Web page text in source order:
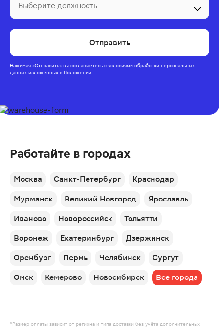
Выберите должность
Отправить
Нажимая «Отправить» вы соглашаетесь с условиями обработки персональных
данных изложенных в Положении
Работайте в городах
Москва Санкт-Петербург Краснодар
Мурманск Великий Новгород Ярославль
Иваново Новороссийск Тольятти
Воронеж Екатеринбург Дзержинск
Оренбург Пермь Челябинск Сургут
Омск Кемерово Новосибирск Все города
*Размер оплаты зависит от региона и типа доставки без учёта дополнительных